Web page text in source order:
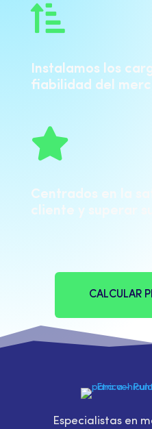

Instalamos los
fiabilidad del

Centrados en la
cliente y superar
CALCULAR
Especialistas en